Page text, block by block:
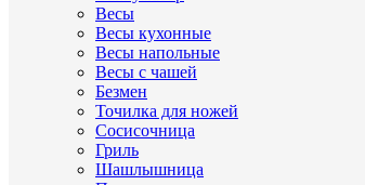
Весы
Весы кухонные
Весы напольные
Весы с чашей
Безмен
Точилка для ножей
Сосисочница
Гриль
Шашлышница